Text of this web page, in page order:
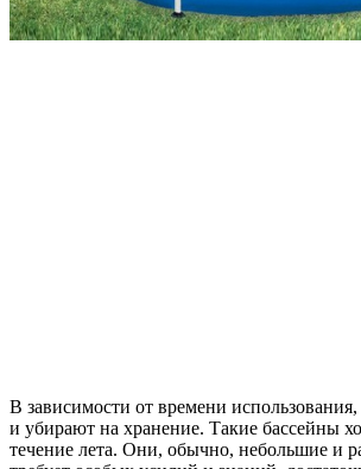
В зависимости от времени
и убирают на хранение. Такие бассейны
течение лета. Они, обычно, небольшие и